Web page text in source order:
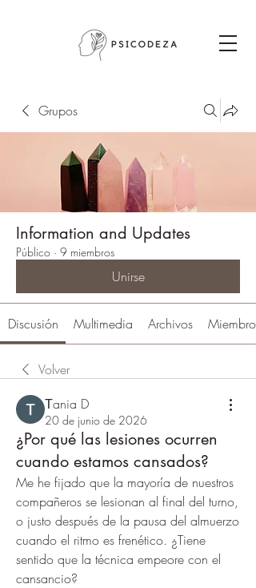
Grupos
Information and Updates
Público · 9 miembros
Unirse
Discusión Multimedia Archivos Miembros
Volver
Тania D
20 de junio de 2026
¿Por qué las lesiones ocurren
cuando estamos cansados?
Me he fijado que la mayoría de nuestros
compañeros se lesionan al final del turno,
o justo después de la pausa del almuerzo
cuando el ritmo es frenético. ¿Tiene
sentido que la técnica empeore con el
cansancio?